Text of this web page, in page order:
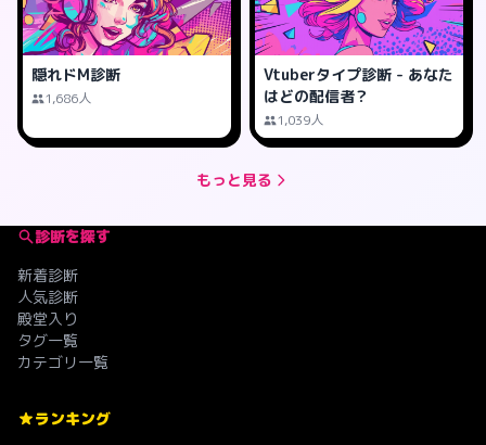
隠れドM診断
1,686人
Vtuberタイプ診断 - あなた
はどの配信者？
1,039人
もっと見る
診断を探す
新着診断
人気診断
殿堂入り
タグ一覧
カテゴリ一覧
ランキング